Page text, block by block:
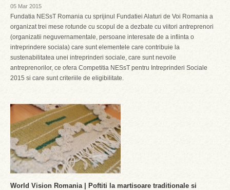
05 Mar 2015
Fundatia NESsT Romania cu sprijinul Fundatiei Alaturi de Voi Romania a
organizat trei mese rotunde cu scopul de a dezbate cu viitori antreprenori
(organizatii neguvernamentale, persoane interesate de a infiinta o
intreprindere sociala) care sunt elementele care contribuie la
sustenabilitatea unei intreprinderi sociale, care sunt nevoile
antreprenorilor, ce ofera Competitia NESsT pentru Intreprinderi Sociale
2015 si care sunt criteriile de eligibilitate.
World Vision Romania | Poftiti la martisoare traditionale si